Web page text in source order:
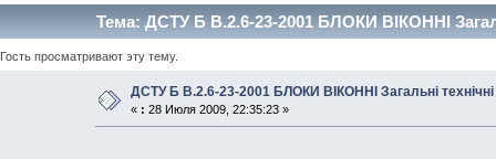
Тема: ДСТУ Б В.2.6-23-2001 БЛОКИ ВІКОННІ
просматривают эту тему.
ДСТУ Б В.2.6-23-2001 БЛОКИ ВІКОННІ Загальні
« : 28 Июля 2009, 22:35:23 »